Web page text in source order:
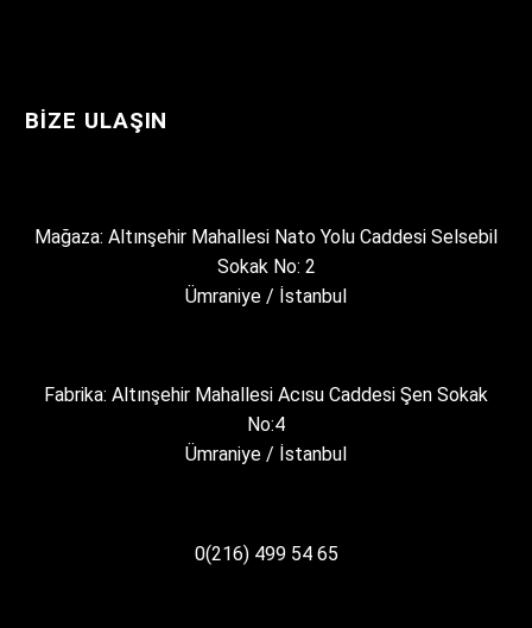
BIZE ULAŞIN
Mağaza: Altınşehir Mahallesi Nato Yolu Caddesi Selsebil
Sokak No: 2
Ümraniye / İstanbul
Fabrika: Altınşehir Mahallesi Acısu Caddesi Şen Sokak
No:4
Ümraniye / İstanbul
0(216) 499 54 65